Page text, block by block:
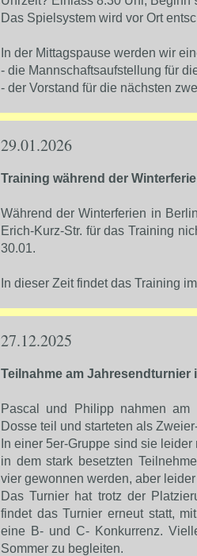
Das Spielsystem wird vor Ort
In der Mittagspause werden wir
- die Mannschaftsaufstellung für
- der Vorstand für die nächsten
29.01.2026
Training während der
Während der Winterferien in
Erich-Kurz-Str. für das Training
30.01.
In dieser Zeit findet das Training
27.12.2025
Teilnahme am Jahresendturnier
Pascal und Philipp nahmen am
Dosse teil und starteten als
In einer 5er-Gruppe sind sie
in dem stark besetzten
vier gewonnen werden, aber
Das Turnier hat trotz der
findet das Turnier erneut statt,
eine B- und C- Konkurrenz.
Sommer zu begleiten.